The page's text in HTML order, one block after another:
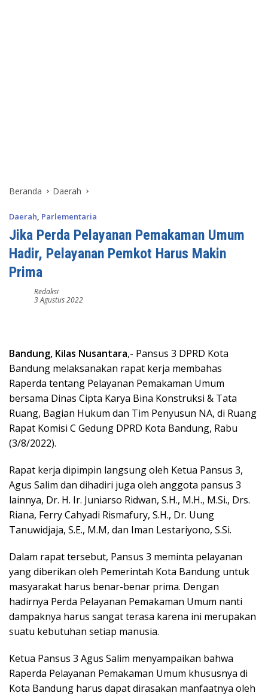
Beranda Daerah
Daerah, Parlementaria
Jika Perda Pelayanan Pemakaman Umum
Hadir, Pelayanan Pemkot Harus Makin
Prima
Redaksi
3 Agustus 2022
Bandung, Kilas Nusantara,- Pansus 3 DPRD Kota
Bandung melaksanakan rapat kerja membahas
Raperda tentang Pelayanan Pemakaman Umum
bersama Dinas Cipta Karya Bina Konstruksi & Tata
Ruang, Bagian Hukum dan Tim Penyusun NA, di Ruang
Rapat Komisi C Gedung DPRD Kota Bandung, Rabu
(3/8/2022).
Rapat kerja dipimpin langsung oleh Ketua Pansus 3,
Agus Salim dan dihadiri juga oleh anggota pansus 3
lainnya, Dr. H. Ir. Juniarso Ridwan, S.H., M.H., M.Si., Drs.
Riana, Ferry Cahyadi Rismafury, S.H., Dr. Uung
Tanuwidjaja, S.E., M.M, dan Iman Lestariyono, S.Si.
Dalam rapat tersebut, Pansus 3 meminta pelayanan
yang diberikan oleh Pemerintah Kota Bandung untuk
masyarakat harus benar-benar prima. Dengan
hadirnya Perda Pelayanan Pemakaman Umum nanti
dampaknya harus sangat terasa karena ini merupakan
suatu kebutuhan setiap manusia.
Ketua Pansus 3 Agus Salim menyampaikan bahwa
Raperda Pelayanan Pemakaman Umum khususnya di
Kota Bandung harus dapat dirasakan manfaatnya oleh